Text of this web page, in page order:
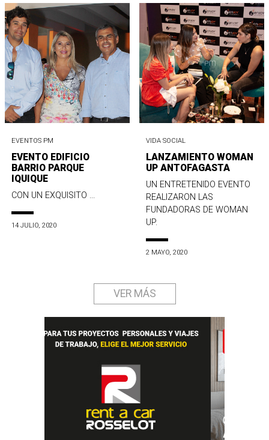
EVENTOS PM
EVENTO EDIFICIO
BARRIO PARQUE
IQUIQUE
CON UN EXQUISITO ...
14 JULIO, 2020
VIDA SOCIAL
LANZAMIENTO WOMAN
UP ANTOFAGASTA
UN ENTRETENIDO EVENTO
REALIZARON LAS
FUNDADORAS DE WOMAN
UP.
2 MAYO, 2020
VER MÁS